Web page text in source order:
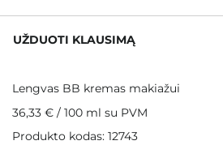
UŽDUOTI KLAUSIMĄ
Lengvas BB kremas makiažui
36,33 € / 100 ml su PVM
Produkto kodas: 12743